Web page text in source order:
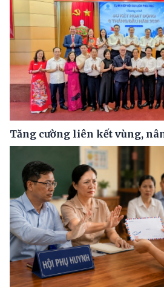
Tăng cường liên kết vùng,